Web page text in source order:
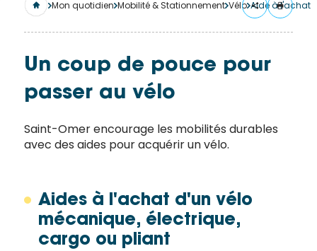
Mon quotidien Mobilité & Stationnement Vélo Aide à l'achat
Un coup de pouce pour
passer au vélo
Saint-Omer encourage les mobilités durables
avec des aides pour acquérir un vélo.
Aides à l'achat d'un vélo
mécanique, électrique,
cargo ou pliant
merci
ce
formulaire.
un
mail
vers la
publication.